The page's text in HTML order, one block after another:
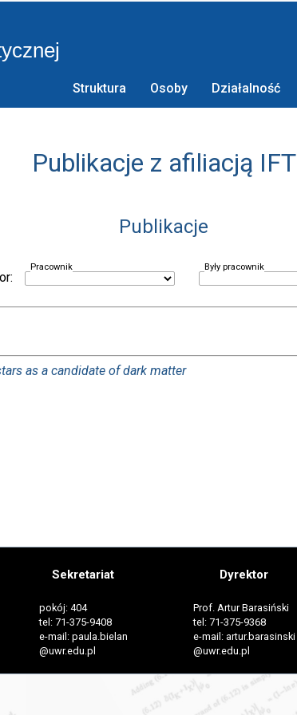
Struktura Osoby Działalność
Publikacje z afiliacją IFT
Publikacje
Pracownik Były pracownik
as a candidate of dark matter
Sekretariat
pokój: 404
tel: 71-375-9408
e-mail: paula.bielan
@uwr.edu.pl
Dyrektor
Prof. Artur Barasiński
tel: 71-375-9368
e-mail: artur.barasinski
@uwr.edu.pl